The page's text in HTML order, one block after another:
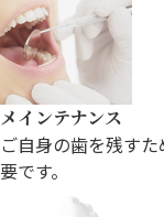
メインテナンス
ご自身の歯を残す
要です。